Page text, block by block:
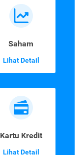
Saham
Lihat Detail
Kartu Kredit
Lihat Detail